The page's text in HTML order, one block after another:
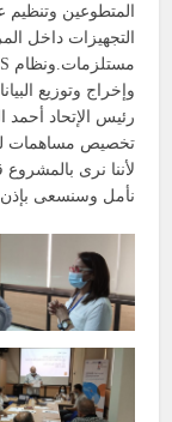
التجهيزات داخل
وإخراج وتوزيع
رئيس الإتحاد أحمد
تخصيص مساهمات
لأننا نرى بالمشروع
نأمل وسنسعى بإذن